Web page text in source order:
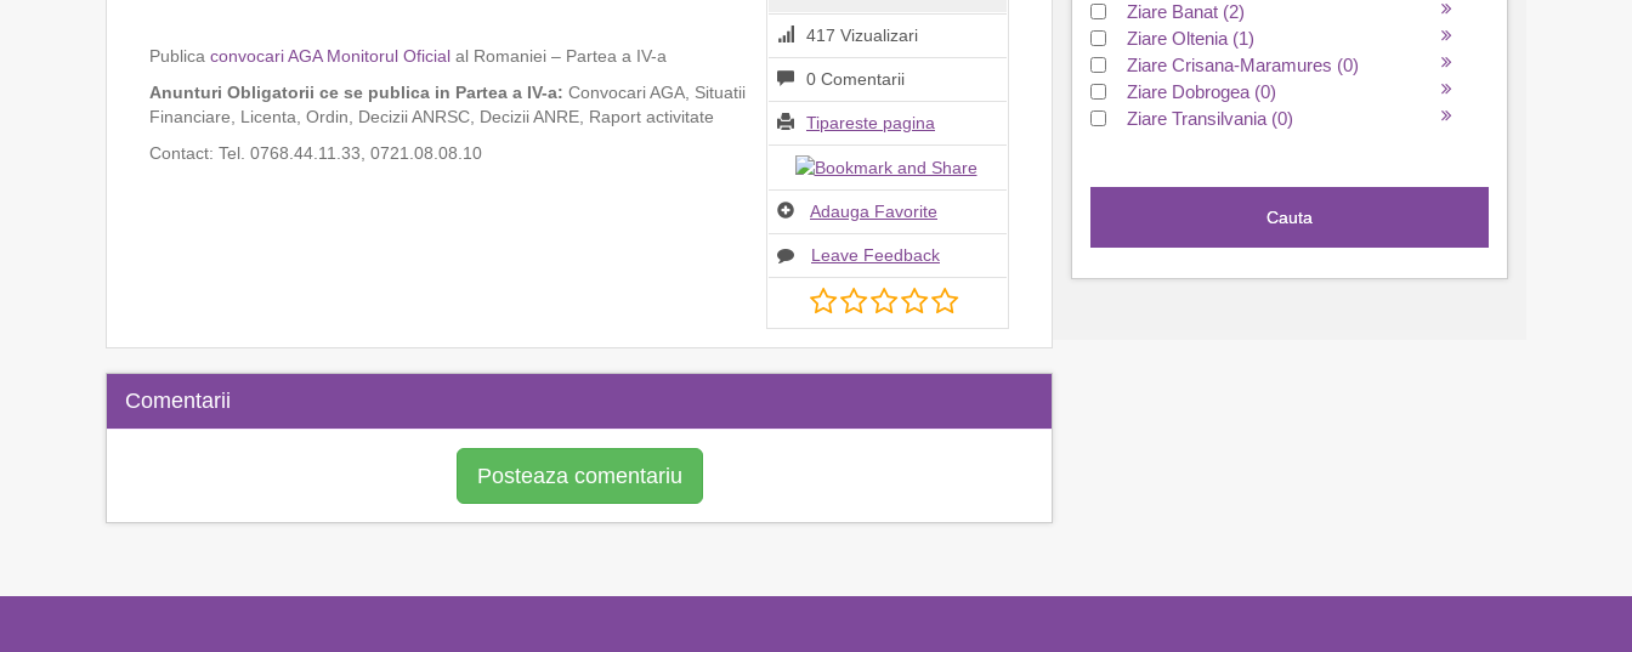
417 Vizualizari
0 Comentarii
Tipareste pagina
Adauga Favorite
Leave Feedback
Publica convocari AGA Monitorul Oficial al Romaniei – Partea a IV-a
Anunturi Obligatorii ce se publica in Partea a IV-a: Convocari AGA, Situatii
Financiare, Licenta, Ordin, Decizii ANRSC, Decizii ANRE, Raport activitate
Contact: Tel. 0768.44.11.33, 0721.08.08.10
Comentarii
Posteaza comentariu
Ziare Banat (2)
Ziare Oltenia (1)
Ziare Crisana-Maramures (0)
Ziare Dobrogea (0)
Ziare Transilvania (0)
Cauta